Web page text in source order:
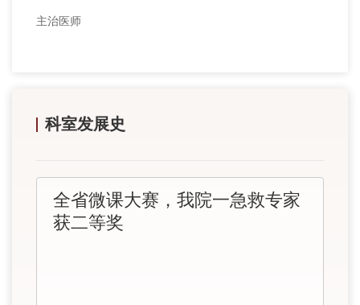
主治医师
科室发展史
全省微课大赛，我院一急救专家
获二等奖